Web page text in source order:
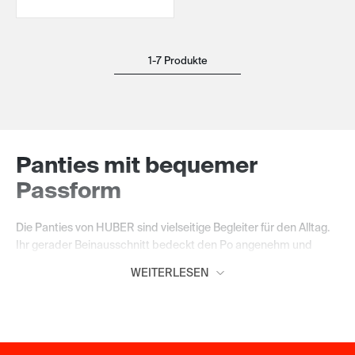
1-7 Produkte
Panties mit bequemer
Passform
Die Panties von HUBER sind vielseitige Begleiter für den Alltag.
Ihr gerader Beinausschnitt bedeckt den Po angenehm und
komfortables Tragegefühl, das dich zuverlässig durch den Tag
WEITERLESEN